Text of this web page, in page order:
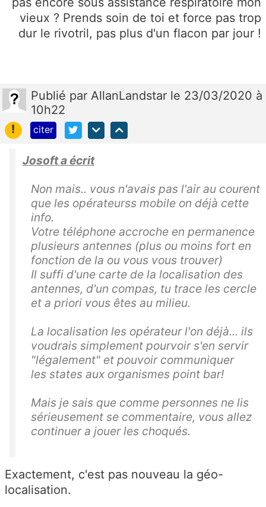
vieux ? Prends soin de toi et force pas trop
dur le rivotril, pas plus d'un flacon par jour !
Publié par AllanLandstar le 23/03/2020 à
10h22
!
citer
Josoft a écrit
Non mais.. vous n'avais pas l'air au courent
que les opérateurss mobile on déjà cette
info.
Votre téléphone accroche en permanence
plusieurs antennes (plus ou moins fort en
fonction de la ou vous vous trouver)
Il suffi d'une carte de la localisation des
antennes, d'un compas, tu trace les cercle
et a priori vous êtes au milieu.
La localisation les opérateur l'on déjà... ils
voudrais simplement pourvoir s'en servir
"légalement" et pouvoir communiquer
les states aux organismes point bar!
Mais je sais que comme personnes ne lis
sérieusement se commentaire, vous allez
continuer a jouer les choqués.
Exactement, c'est pas nouveau la géo-
localisation.